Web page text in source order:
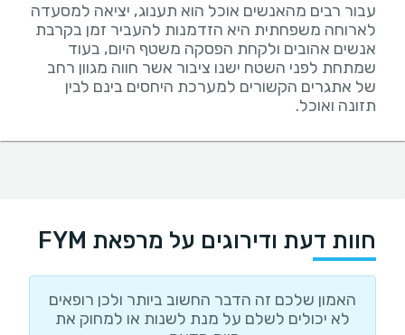
עבור רבים מהאנשים אוכל הוא תענוג, יציאה למסעדה
לארוחה משפחתית היא הזדמנות להעביר זמן בקרבת
אנשים אהובים ולקחת הפסקה משטף היום, בעוד
שמתחת לפני השטח ישנו ציבור אשר חווה מגוון רחב
של אתגרים הקשורים למערכת היחסים בינם לבין
תזונה ואוכל.
חוות דעת ודירוגים על מרפאת FYM
האמון שלכם זה הדבר החשוב ביותר ולכן רופאים
לא יכולים לשלם על מנת לשנות או למחוק את